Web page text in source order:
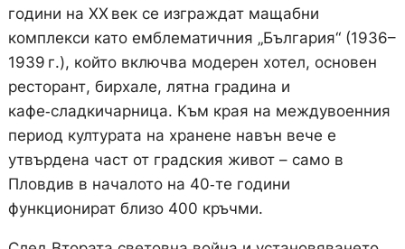
години на XX век се изграждат мащабни
комплекси като емблематичния „България“ (1936–
1939 г.), който включва модерен хотел, основен
ресторант, бирхале, лятна градина и
кафе‑сладкичарница. Към края на междувоенния
период културата на хранене навън вече е
утвърдена част от градския живот – само в
Пловдив в началото на 40‑те години
функционират близо 400 кръчми.